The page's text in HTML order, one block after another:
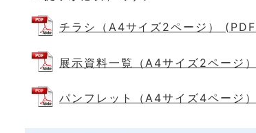
チラシ（A4サイズ2ページ）
展示資料一覧（A4サイズ2ページ
パンフレット（A4サイズ4ページ